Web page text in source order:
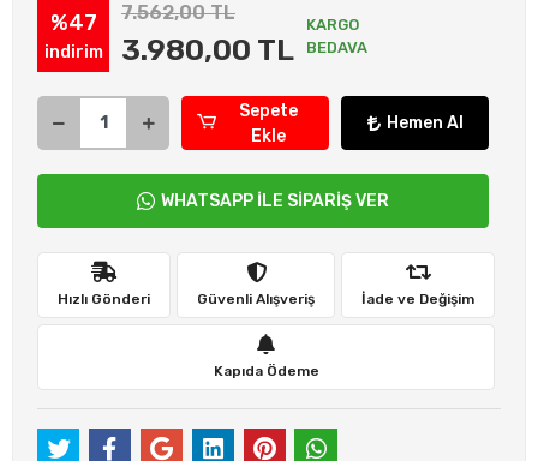
%47
indirim
7.562,00 TL
3.980,00 TL
KARGO
BEDAVA
Sepete
Ekle
Hemen Al
WHATSAPP İLE SİPARİŞ VER
Hızlı Gönderi Güvenli Alışveriş İade ve Değişim
Kapıda Ödeme